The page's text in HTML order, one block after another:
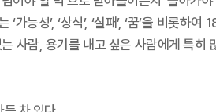
능성’, ‘상식’, ‘실패’, ‘꿈’을 비롯
사람, 용기를 내고 싶은 사람에게 특히